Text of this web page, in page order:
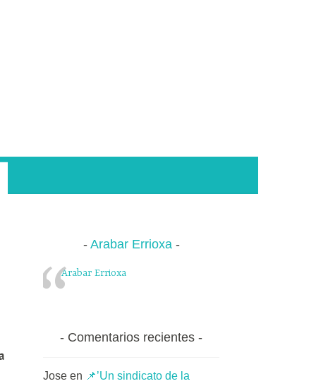
Arabar Errioxa
Arabar Errioxa
Comentarios recientes
Jose en 📌’Un sindicato de la